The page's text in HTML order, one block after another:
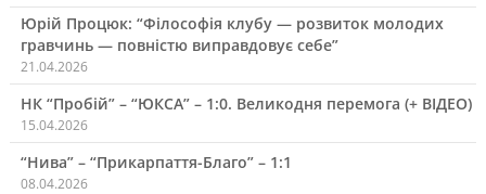
Юрій Процюк: “Філософія клубу — розвиток молодих
гравчинь — повністю виправдовує себе”
21.04.2026
НК “Пробій” – “ЮКСА” – 1:0. Великодня перемога (+ ВІДЕО)
15.04.2026
“Нива” – “Прикарпаття-Благо” – 1:1
08.04.2026